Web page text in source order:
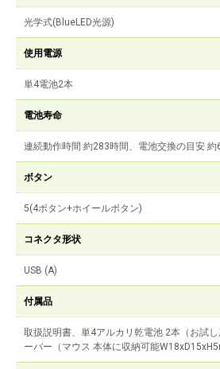
光学式(BlueLED光源)
使用電源
単4電池2本
電池寿命
連続動作時間 約283時間、電池交換の目安 約
ボタン
5(4ボタン+ホイールボタン)
コネクタ形状
USB (A)
付属品
取扱説明書、単4アルカリ乾電池 2本（お試
ーバー（マウス 本体に収納可能